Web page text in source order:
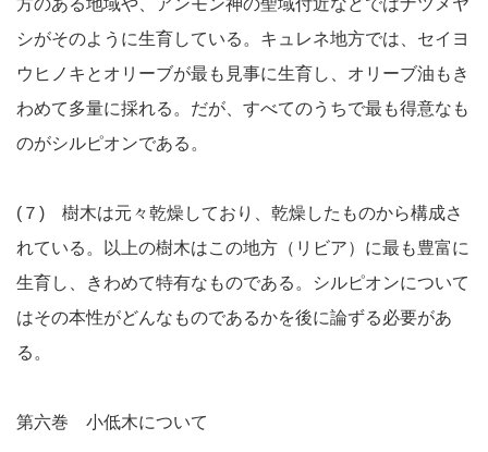
方のある地域や、アンモン神の聖域付近などではナツメヤ
シがそのように生育している。キュレネ地方では、セイヨ
ウヒノキとオリーブが最も見事に生育し、オリーブ油もき
わめて多量に採れる。だが、すべてのうちで最も得意なも
のがシルピオンである。
(７) 樹木は元々乾燥しており、乾燥したものから構成さ
れている。以上の樹木はこの地方（リビア）に最も豊富に
生育し、きわめて特有なものである。シルピオンについて
はその本性がどんなものであるかを後に論ずる必要があ
る。
第六巻 小低木について